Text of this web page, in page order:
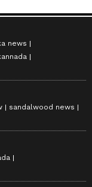
news
sandalwood news